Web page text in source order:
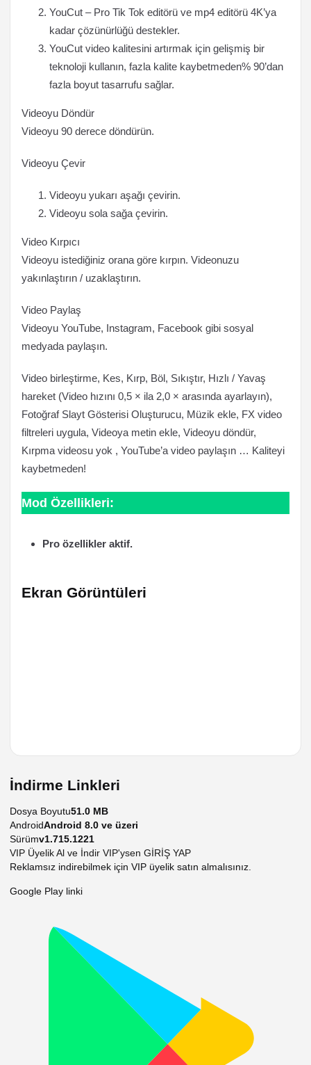
YouCut – Pro Tik Tok editörü ve mp4 editörü 4K’ya
kadar çözünürlüğü destekler.
YouCut video kalitesini artırmak için gelişmiş bir
teknoloji kullanın, fazla kalite kaybetmeden% 90’dan
fazla boyut tasarrufu sağlar.
Videoyu Döndür
Videoyu 90 derece döndürün.
Videoyu Çevir
Videoyu yukarı aşağı çevirin.
Videoyu sola sağa çevirin.
Video Kırpıcı
Videoyu istediğiniz orana göre kırpın. Videonuzu
yakınlaştırın / uzaklaştırın.
Video Paylaş
Videoyu YouTube, Instagram, Facebook gibi sosyal
medyada paylaşın.
Video birleştirme, Kes, Kırp, Böl, Sıkıştır, Hızlı / Yavaş
hareket (Video hızını 0,5 × ila 2,0 × arasında ayarlayın),
Fotoğraf Slayt Gösterisi Oluşturucu, Müzik ekle, FX video
filtreleri uygula, Videoya metin ekle, Videoyu döndür,
Kırpma videosu yok , YouTube’a video paylaşın … Kaliteyi
kaybetmeden!
Mod Özellikleri:
Pro özellikler aktif.
Ekran Görüntüleri
İndirme Linkleri
Dosya Boyutu51.0 MB
AndroidAndroid 8.0 ve üzeri
Sürümv1.715.1221
VIP Üyelik Al ve İndir VIP'ysen GİRİŞ YAP
Reklamsız indirebilmek için VIP üyelik satın almalısınız.
Google Play linki